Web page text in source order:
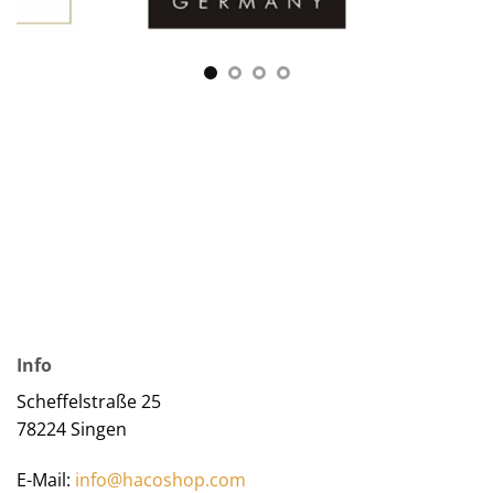
Info
Scheffelstraße 25
78224 Singen
E-Mail: info@hacoshop.com